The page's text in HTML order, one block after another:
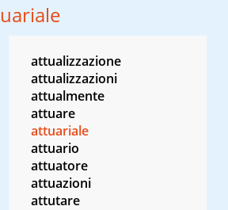
attualizzazione
attualizzazioni
attualmente
attuare
attuariale
attuario
attuatore
attuazioni
attutare